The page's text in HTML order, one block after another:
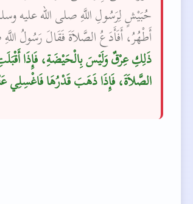
حُبَيْشٍ لِرَسُولِ اللَّهِ صلى الله عليه
أَطْهُرُ، أَفَأَدَعُ الصَّلاَةَ فَقَالَ رَسُولُ
ذَلِكِ عِرْقٌ وَلَيْسَ بِالْحَيْضَةِ، فَإِذَا
الصَّلاَةَ، فَإِذَا ذَهَبَ قَدْرُهَا